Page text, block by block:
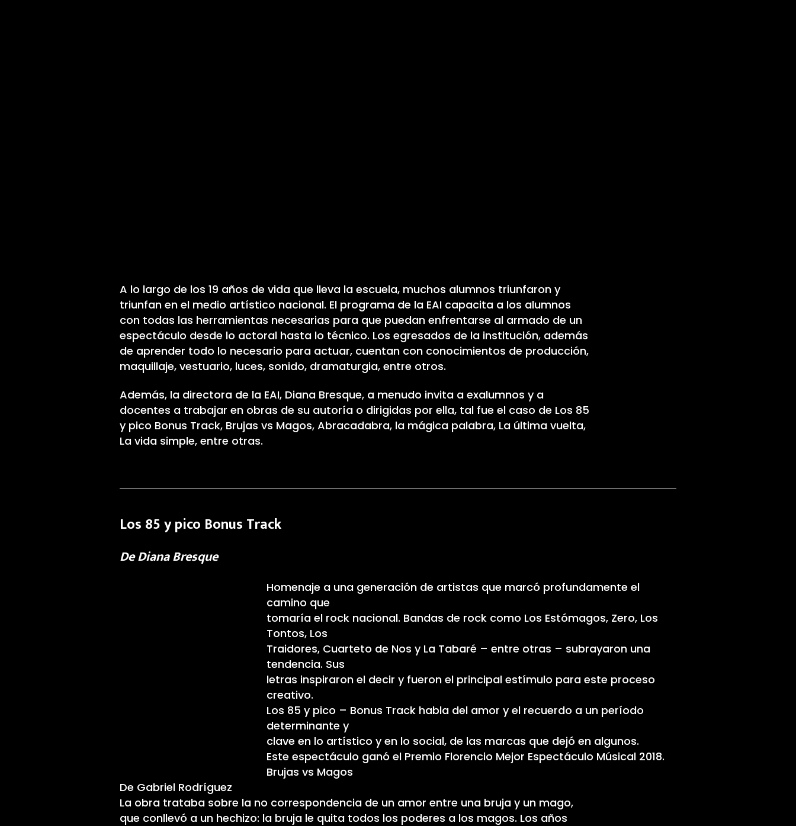
A lo largo de los 19 años de vida que lleva la escuela, muchos alumnos triunfaron y
triunfan en el medio artístico nacional. El programa de la EAI capacita a los alumnos
con todas las herramientas necesarias para que puedan enfrentarse al armado de un
espectáculo desde lo actoral hasta lo técnico. Los egresados de la institución, además
de aprender todo lo necesario para actuar, cuentan con conocimientos de producción,
maquillaje, vestuario, luces, sonido, dramaturgia, entre otros.
Además, la directora de la EAI, Diana Bresque, a menudo invita a exalumnos y a
docentes a trabajar en obras de su autoría o dirigidas por ella, tal fue el caso de Los 85
y pico Bonus Track, Brujas vs Magos, Abracadabra, la mágica palabra, La última vuelta,
La vida simple, entre otras.
Los 85 y pico Bonus Track
De Diana Bresque
Homenaje a una generación de artistas que marcó profundamente el
camino que
tomaría el rock nacional. Bandas de rock como Los Estómagos, Zero, Los
Tontos, Los
Traidores, Cuarteto de Nos y La Tabaré – entre otras – subrayaron una
tendencia. Sus
letras inspiraron el decir y fueron el principal estímulo para este proceso
creativo.
Los 85 y pico – Bonus Track habla del amor y el recuerdo a un período
determinante y
clave en lo artístico y en lo social, de las marcas que dejó en algunos.
Este espectáculo ganó el Premio Florencio Mejor Espectáculo Músical 2018.
Brujas vs Magos
De Gabriel Rodríguez
La obra trataba sobre la no correspondencia de un amor entre una bruja y un mago,
que conllevó a un hechizo: la bruja le quita todos los poderes a los magos. Los años